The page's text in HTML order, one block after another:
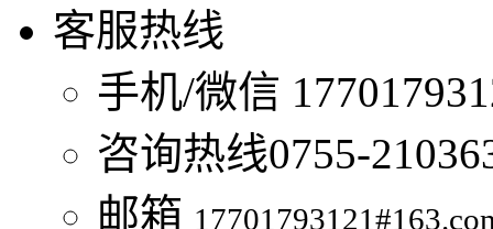
客服热线
手机/微信
咨询热线0755-
邮箱